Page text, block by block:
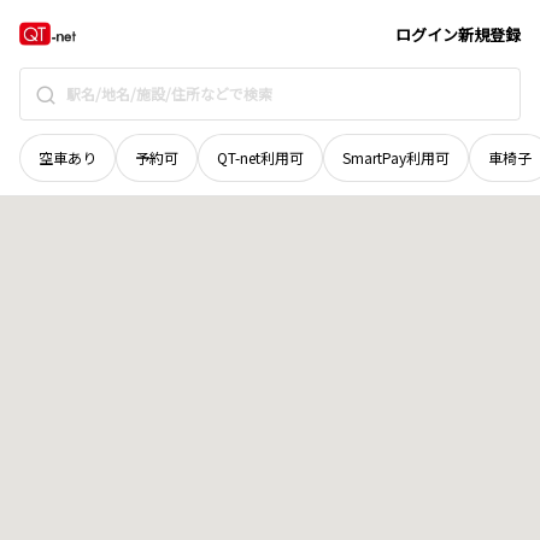
ログイン新規登録
空車あり 予約可 QT-net利用可 SmartPay利用可 車椅子
和歌山県 地域選択で探す